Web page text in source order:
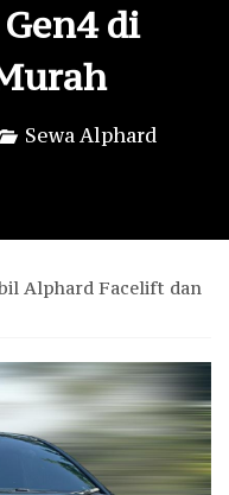
di
Sewa Alphard
Alphard Facelift dan